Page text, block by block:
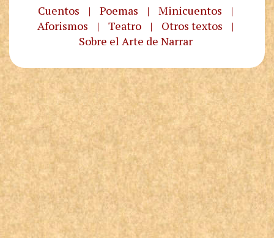
Cuentos | Poemas | Minicuentos
|
Aforismos
| Teatro | Otros textos
|
Sobre el Arte de Narrar